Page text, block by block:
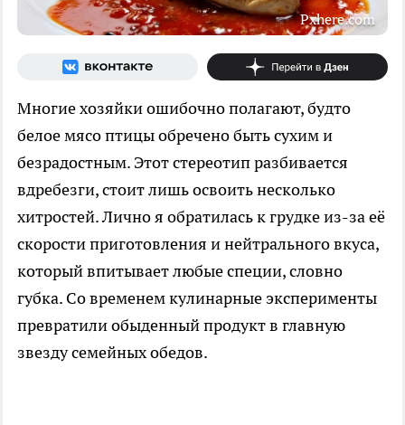
Pxhere.com
Многие хозяйки ошибочно полагают, будто
белое мясо птицы обречено быть сухим и
безрадостным. Этот стереотип разбивается
вдребезги, стоит лишь освоить несколько
хитростей. Лично я обратилась к грудке из-за её
скорости приготовления и нейтрального вкуса,
который впитывает любые специи, словно
губка. Со временем кулинарные эксперименты
превратили обыденный продукт в главную
звезду семейных обедов.